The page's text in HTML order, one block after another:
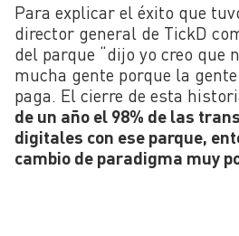
Para explicar el éxito que
director general de TickD
del parque “dijo yo creo que
mucha gente porque la
paga. El cierre de esta
de un año el 98% de las
digitales con ese parque,
cambio de paradigma muy